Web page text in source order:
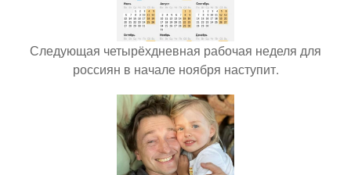
Следующая четырёхдневная рабочая неделя для
россиян в начале ноября наступит.